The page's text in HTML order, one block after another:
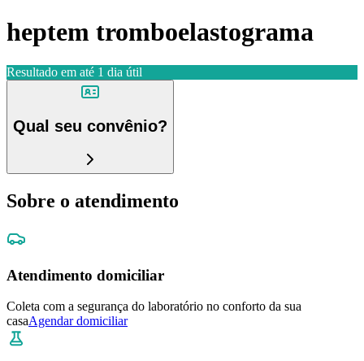
heptem tromboelastograma
Resultado em até 1 dia útil
Qual seu convênio?
Sobre o atendimento
Atendimento domiciliar
Coleta com a segurança do laboratório no conforto da sua
casaAgendar domiciliar